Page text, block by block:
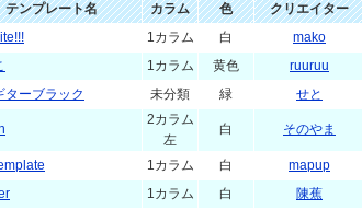
テンプレート名 カラム 色 クリエイター
1カラム 白 mako
1カラム 黄色 ruuruu
ターブラック 未分類 緑 せと
2カラム
左
白 そのやま
1カラム 白 mapup
1カラム 白 陳蕉